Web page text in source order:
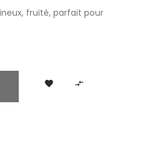
fruité, parfait pour
 